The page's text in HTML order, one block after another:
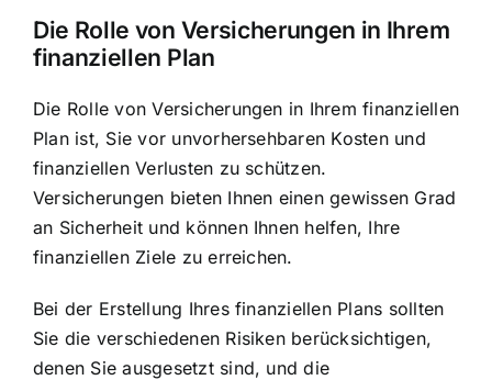
Die Rolle von Versicherungen in Ihrem
finanziellen Plan
Die Rolle von Versicherungen in Ihrem finanziellen
Plan ist, Sie vor unvorhersehbaren Kosten und
finanziellen Verlusten zu schützen.
Versicherungen bieten Ihnen einen gewissen Grad
an Sicherheit und können Ihnen helfen, Ihre
finanziellen Ziele zu erreichen.
Bei der Erstellung Ihres finanziellen Plans sollten
Sie die verschiedenen Risiken berücksichtigen,
denen Sie ausgesetzt sind, und die